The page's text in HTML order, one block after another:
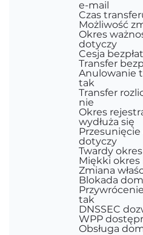
e-mail
Czas
Możliwość
Okres
dotyczy
Cesja
Transfer
Anulowanie
tak
Transfer
nie
Okres
wydłuża się
dotyczy
Twardy
Miękki
Zmiana
Blokada
tak
DNSSEC
WPP
Obsługa